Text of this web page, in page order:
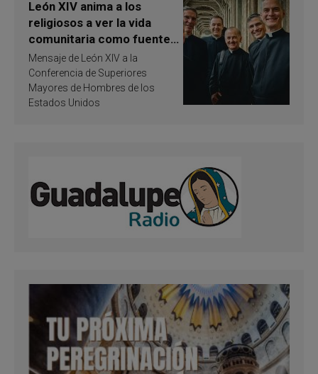
León XIV anima a los
religiosos a ver la vida
comunitaria como fuente
de inspiración y
santificación
Mensaje de León XIV a la
Conferencia de Superiores
Mayores de Hombres de los
Estados Unidos